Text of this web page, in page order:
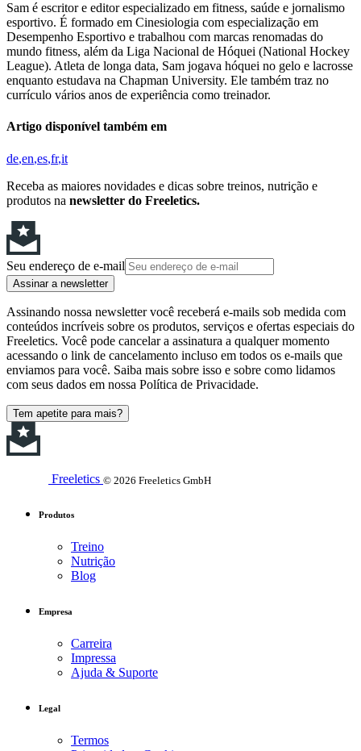
Sam é escritor e editor especializado em fitness, saúde e jornalismo
esportivo. É formado em Cinesiologia com especialização em
Desempenho Esportivo e trabalhou com marcas renomadas do
mundo fitness, além da Liga Nacional de Hóquei (National Hockey
League). Atleta de longa data, Sam jogava hóquei no gelo e lacrosse
enquanto estudava na Chapman University. Ele também traz no
currículo vários anos de experiência como treinador.
Artigo disponível também em
de en es fr it
Receba as maiores novidades e dicas sobre treinos, nutrição e
produtos na newsletter do Freeletics.
Seu endereço de e-mail
Assinar a newsletter
Assinando nossa newsletter você receberá e-mails sob medida com
conteúdos incríveis sobre os produtos, serviços e ofertas especiais do
Freeletics. Você pode cancelar a assinatura a qualquer momento
acessando o link de cancelamento incluso em todos os e-mails que
enviamos para você. Saiba mais sobre isso e sobre como lidamos
com seus dados em nossa Política de Privacidade.
Tem apetite para mais?
Freeletics © 2026 Freeletics GmbH
Produtos
Treino
Nutrição
Blog
Empresa
Carreira
Impressa
Ajuda & Suporte
Legal
Termos